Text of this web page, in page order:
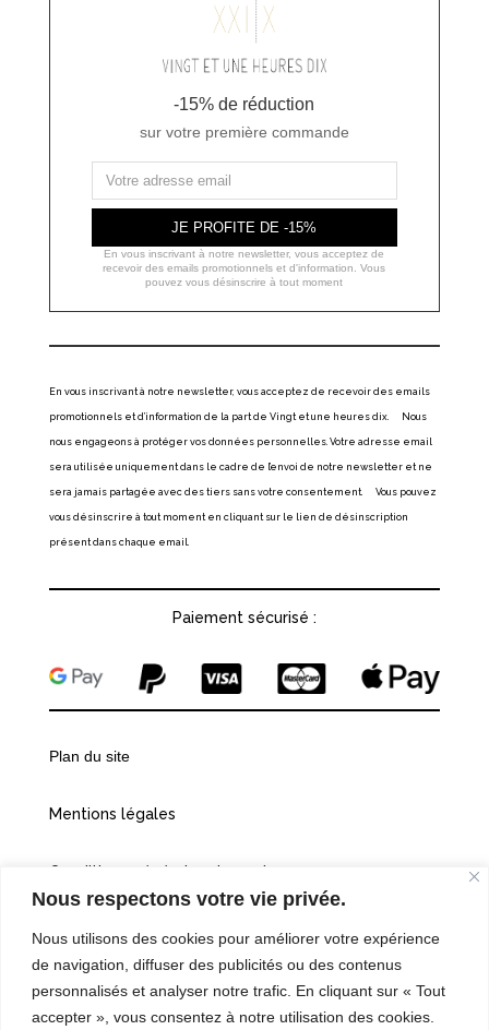
Nous respectons votre vie privée.
Nous utilisons des cookies pour améliorer votre expérience
de navigation, diffuser des publicités ou des contenus
personnalisés et analyser notre trafic. En cliquant sur « Tout
accepter », vous consentez à notre utilisation des cookies.
-15% de réduction
sur votre première commande
JE PROFITE DE -15%
En vous inscrivant à notre newsletter, vous acceptez de
recevoir des emails promotionnels et d'information. Vous
pouvez vous désinscrire à tout moment
En vous inscrivant à notre newsletter, vous acceptez de recevoir des emails
promotionnels et d’information de la part de Vingt et une heures dix. Nous
nous engageons à protéger vos données personnelles. Votre adresse email
sera utilisée uniquement dans le cadre de l’envoi de notre newsletter et ne
sera jamais partagée avec des tiers sans votre consentement. Vous pouvez
vous désinscrire à tout moment en cliquant sur le lien de désinscription
présent dans chaque email.
Paiement sécurisé :
Plan du site
Mentions légales
Conditions générales de vente
Politiques de confidentialité
Cookies